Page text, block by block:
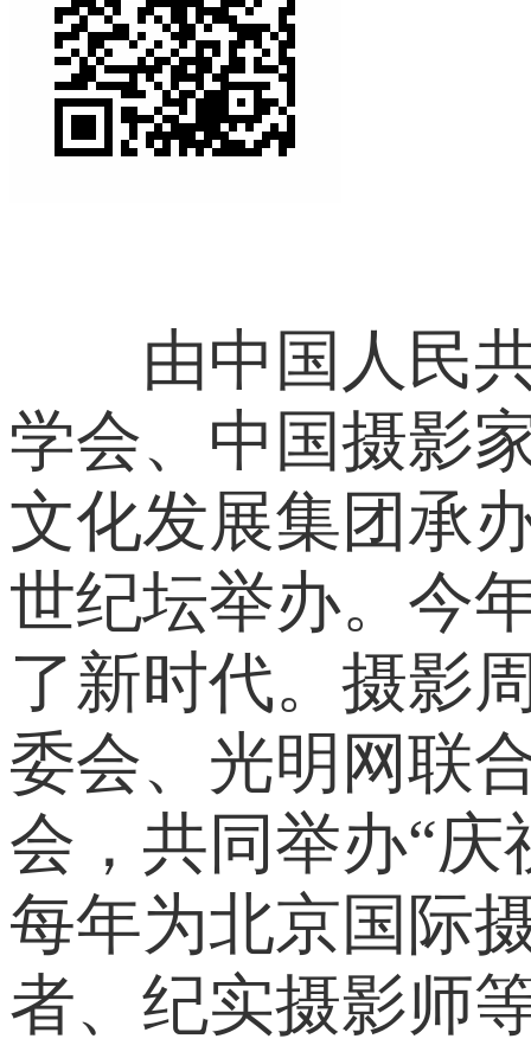
由中国人民共
学会、中国摄影
文化发展集团承
世纪坛举办。今
了新时代。摄影
委会、光明网联
会，共同举办“
每年为北京国际
者、纪实摄影师